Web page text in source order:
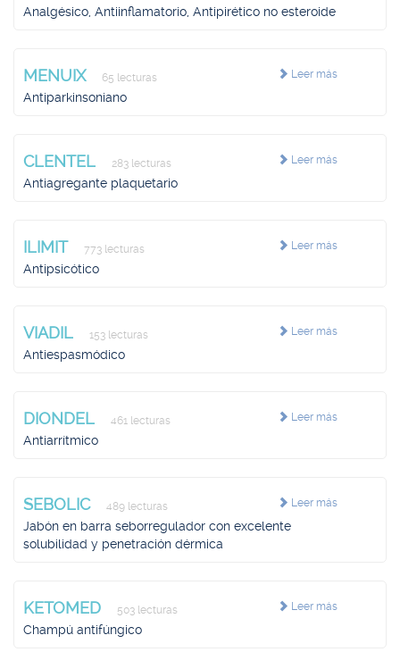
Analgésico, Antiinflamatorio, Antipirético no esteroide
Leer más
MENUIX 65 lecturas
Antiparkinsoniano
Leer más
CLENTEL 283 lecturas
Antiagregante plaquetario
Leer más
ILIMIT 773 lecturas
Antipsicótico
Leer más
VIADIL 153 lecturas
Antiespasmódico
Leer más
DIONDEL 461 lecturas
Antiarrítmico
Leer más
SEBOLIC 489 lecturas
Jabón en barra seborregulador con excelente
solubilidad y penetración dérmica
Leer más
KETOMED 503 lecturas
Champú antifúngico